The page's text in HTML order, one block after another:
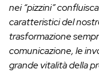
nei “pizzini”
caratteristici del
trasformazione
comunicazione, le
grande vitalità della